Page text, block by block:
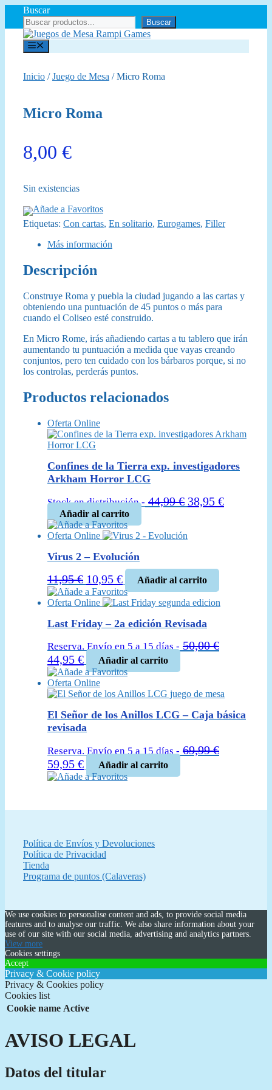
Saltar
contenido
Buscar
Buscar
Menú
Inicio /Juego de Mesa / Micro Roma
Micro Roma
8,00 €
Sin existencias
Añade a Favoritos
Etiquetas: Con cartas, En solitario, Eurogames, Filler
Más información
Descripción
Construye Roma y puebla la ciudad jugando a las cartas y
obteniendo una puntuación de 45 puntos o más para
cuando el Coliseo esté construido.
En Micro Rome, irás añadiendo cartas a tu tablero que irán
aumentando tu puntuación a medida que vayas creando
conjuntos, pero ten cuidado con los bárbaros porque, si no
los controlas, perderás puntos.
Productos relacionados
Oferta Online
Confines de la Tierra exp. investigadores
Arkham Horror LCG
Stock en distribución - 44,99€ El
era:
38,95 €El
Añadir al carrito
Añade a Favoritos
Oferta Online
Virus 2 – Evolución
11,95€ El
precio
original
era:
11,95 €.
10,95 €El
precio
actual
es:
Añadir al carrito
Añade a Favoritos
Oferta Online
Last Friday – 2a edición Revisada
Reserva. Envío en 5 a 15 días - 50,00€
El
precio
original
era:
50,00 €.
44,95 €El
precio
actual
es:
44,95 €.
Añadir al carrito
Añade a Favoritos
Oferta Online
El Señor de los Anillos LCG – Caja básica
revisada
Reserva. Envío en 5 a 15 días - 69,99€
El
precio
59,95 €El
precio
Añadir al carrito
Añade a Favoritos
Política de Envíos y Devoluciones
Política de Privacidad
Tienda
Programa de puntos (Calaveras)
We use cookies to personalise content and ads, to provide social media
features and to analyse our traffic. We also share information about your
use of our site with our social media, advertising and analytics partners.
View more
Cookies settings
Accept
Privacy & Cookie policy
Privacy & Cookies policy
Cookies list
Cookie name Active
AVISO LEGAL
Datos del titular